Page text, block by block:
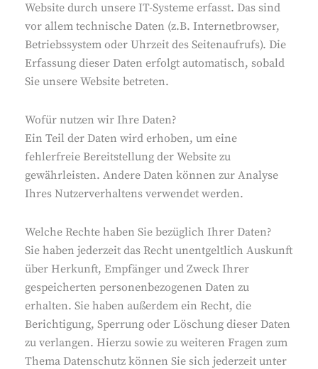
Website durch unsere IT-Systeme erfasst. Das sind
vor allem technische Daten (z.B. Internetbrowser,
Betriebssystem oder Uhrzeit des Seitenaufrufs). Die
Erfassung dieser Daten erfolgt automatisch, sobald
Sie unsere Website betreten.
Wofür nutzen wir Ihre Daten?
Ein Teil der Daten wird erhoben, um eine
fehlerfreie Bereitstellung der Website zu
gewährleisten. Andere Daten können zur Analyse
Ihres Nutzerverhaltens verwendet werden.
Welche Rechte haben Sie bezüglich Ihrer Daten?
Sie haben jederzeit das Recht unentgeltlich Auskunft
über Herkunft, Empfänger und Zweck Ihrer
gespeicherten personenbezogenen Daten zu
erhalten. Sie haben außerdem ein Recht, die
Berichtigung, Sperrung oder Löschung dieser Daten
zu verlangen. Hierzu sowie zu weiteren Fragen zum
Thema Datenschutz können Sie sich jederzeit unter